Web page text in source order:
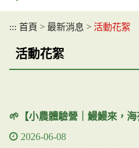
::: 首頁 > 最新消息 > 活動花絮
活動花絮
🌱【小農體驗營｜鰻鰻來，海
2026-06-08